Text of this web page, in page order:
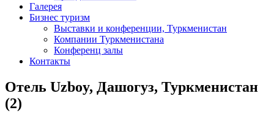
Галерея
Бизнес туризм
Выставки и конференции, Туркменистан
Компании Туркменистана
Конференц залы
Контакты
Отель Uzboy, Дашогуз, Туркменистан
(2)